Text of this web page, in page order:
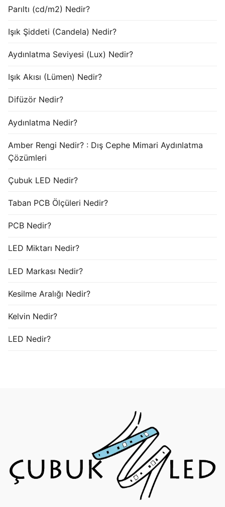
Parıltı (cd/m2) Nedir?
Işık Şiddeti (Candela) Nedir?
Aydınlatma Seviyesi (Lux) Nedir?
Işık Akısı (Lümen) Nedir?
Difüzör Nedir?
Aydınlatma Nedir?
Amber Rengi Nedir? : Dış Cephe Mimari Aydınlatma
Çözümleri
Çubuk LED Nedir?
Taban PCB Ölçüleri Nedir?
PCB Nedir?
LED Miktarı Nedir?
LED Markası Nedir?
Kesilme Aralığı Nedir?
Kelvin Nedir?
LED Nedir?